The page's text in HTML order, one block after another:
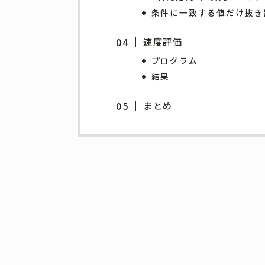
条件に一致する値だけ抜
速度評価
プログラム
結果
まとめ